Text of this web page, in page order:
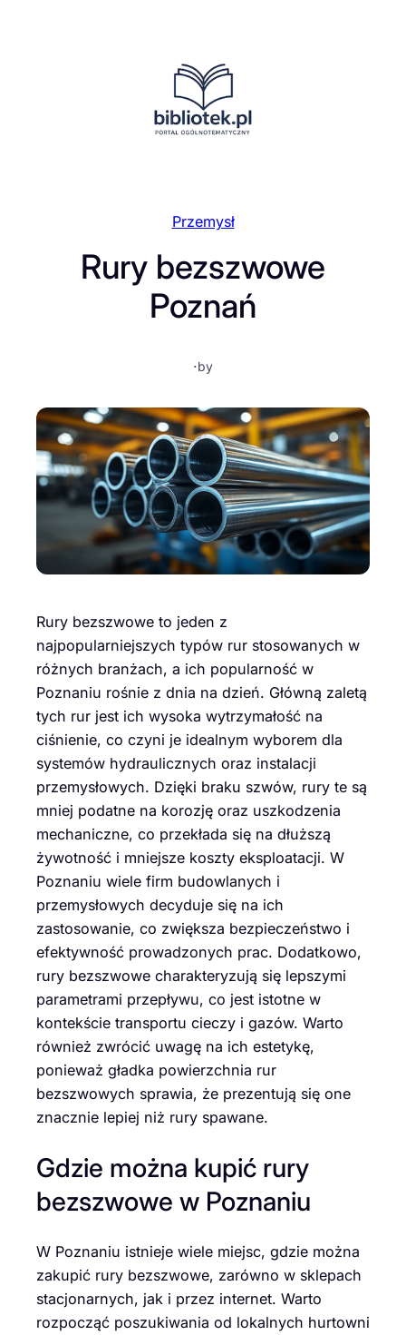
Przemysł
Rury bezszwowe
Poznań
·by
Rury bezszwowe to jeden z
najpopularniejszych typów rur stosowanych w
różnych branżach, a ich popularność w
Poznaniu rośnie z dnia na dzień. Główną zaletą
tych rur jest ich wysoka wytrzymałość na
ciśnienie, co czyni je idealnym wyborem dla
systemów hydraulicznych oraz instalacji
przemysłowych. Dzięki braku szwów, rury te są
mniej podatne na korozję oraz uszkodzenia
mechaniczne, co przekłada się na dłuższą
żywotność i mniejsze koszty eksploatacji. W
Poznaniu wiele firm budowlanych i
przemysłowych decyduje się na ich
zastosowanie, co zwiększa bezpieczeństwo i
efektywność prowadzonych prac. Dodatkowo,
rury bezszwowe charakteryzują się lepszymi
parametrami przepływu, co jest istotne w
kontekście transportu cieczy i gazów. Warto
również zwrócić uwagę na ich estetykę,
ponieważ gładka powierzchnia rur
bezszwowych sprawia, że prezentują się one
znacznie lepiej niż rury spawane.
Gdzie można kupić rury
bezszwowe w Poznaniu
W Poznaniu istnieje wiele miejsc, gdzie można
zakupić rury bezszwowe, zarówno w sklepach
stacjonarnych, jak i przez internet. Warto
rozpocząć poszukiwania od lokalnych hurtowni